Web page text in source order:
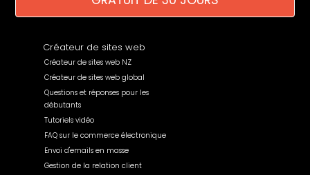
Créateur de sites web
Créateur de sites web NZ
Créateur de sites web global
Questions et réponses pour les
débutants
Tutoriels vidéo
FAQ sur le commerce électronique
Envoi d'emails en masse
Gestion de la relation client